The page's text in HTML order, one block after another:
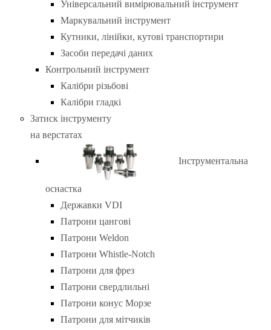
Універсальний вимірювальний інструмент
Маркувальний інструмент
Кутники, лінійки, кутові транспортири
Засоби передачі даних
Контрольний інструмент
Калібри різьбові
Калібри гладкі
Затиск інструменту
на верстатах
Інструментальна
оснастка
Державки VDI
Патрони цангові
Патрони Weldon
Патрони Whistle-Notch
Патрони для фрез
Патрони свердлильні
Патрони конус Морзе
Патрони для мітчиків